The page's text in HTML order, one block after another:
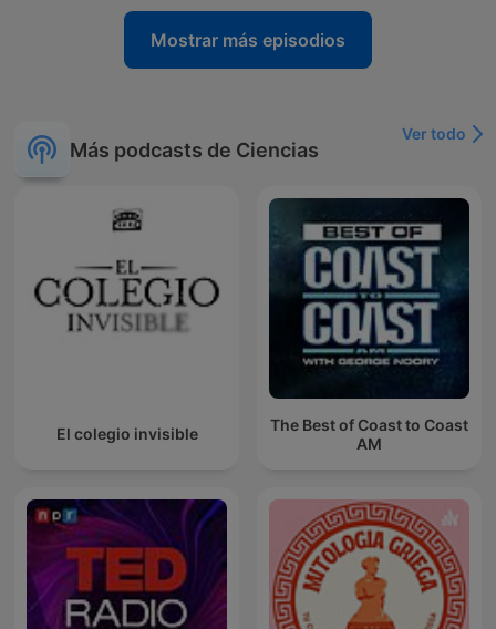
Mostrar más episodios
Más podcasts de Ciencias
Ver todo
El colegio invisible
The Best of Coast to Coast
AM